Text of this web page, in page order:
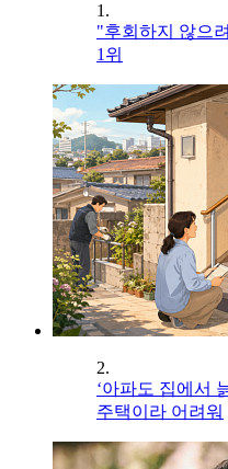
1.
"후회하지 않으
1위
2.
‘아파도 집에서
주택이라 어려워